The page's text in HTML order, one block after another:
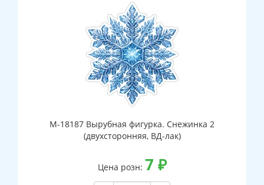
М-18187 Вырубная фигурка. Снежинка 2
(двухсторонняя, ВД-лак)
Цена розн: 7 ₽